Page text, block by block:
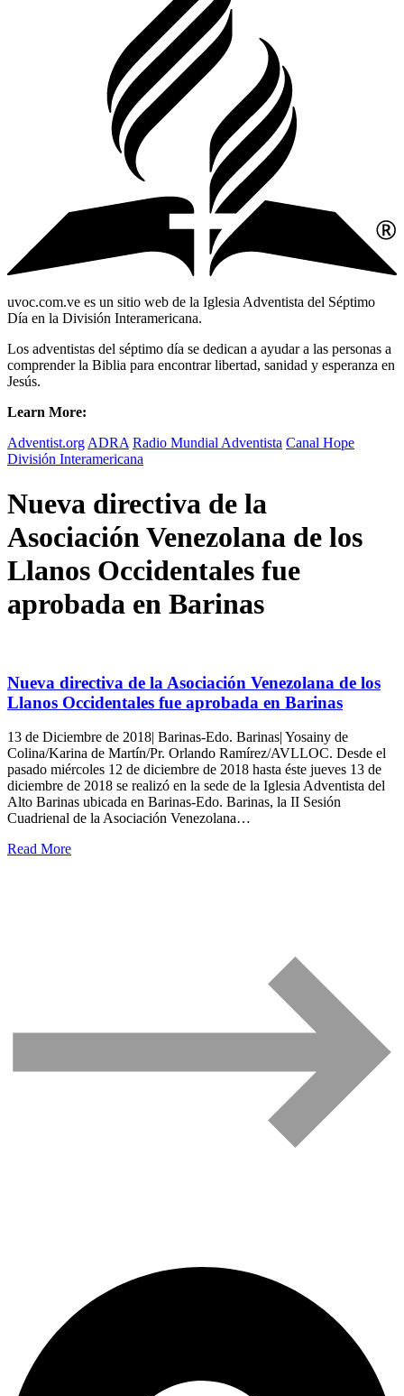
uvoc.com.ve es un sitio web de la Iglesia Adventista del Séptimo
Día en la División Interamericana.
Los adventistas del séptimo día se dedican a ayudar a las personas a
comprender la Biblia para encontrar libertad, sanidad y esperanza en
Jesús.
Learn More:
Adventist.org ADRA Radio Mundial Adventista Canal Hope
División Interamericana
Nueva directiva de la
Asociación Venezolana de los
Llanos Occidentales fue
aprobada en Barinas
Nueva directiva de la Asociación Venezolana de los
Llanos Occidentales fue aprobada en Barinas
13 de Diciembre de 2018| Barinas-Edo. Barinas| Yosainy de
Colina/Karina de Martín/Pr. Orlando Ramírez/AVLLOC. Desde el
pasado miércoles 12 de diciembre de 2018 hasta éste jueves 13 de
diciembre de 2018 se realizó en la sede de la Iglesia Adventista del
Alto Barinas ubicada en Barinas-Edo. Barinas, la II Sesión
Cuadrienal de la Asociación Venezolana…
Read More